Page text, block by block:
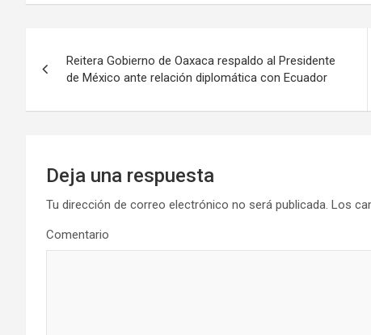
de
entradas
Reitera Gobierno de Oaxaca respaldo al Presidente
de México ante relación diplomática con Ecuador
Deja una respuesta
Tu dirección de correo electrónico no será publicada. Los
Comentario